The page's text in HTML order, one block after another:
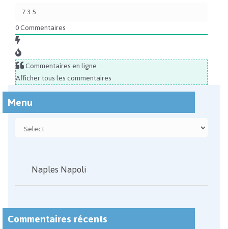
0Commentaires
Commentaires en ligne
Afficher tous les commentaires
Menu
Naples Napoli
Commentaires récents